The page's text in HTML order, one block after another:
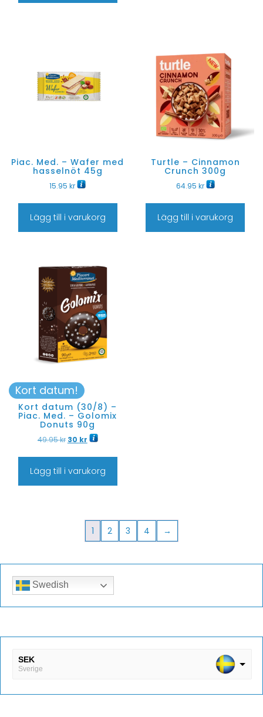
Piac. Med. – Wafer med
hasselnöt 45g
15.95kr
Lägg till i varukorg
Turtle – Cinnamon
Crunch 300g
64.95 kr
Lägg till i varukorg
Kort datum!
Kort datum (30/8) –
Piac. Med. – Golomix
Donuts 90g
49.95kr 30 kr
Lägg till i varukorg
1 2 3 4 →
Swedish
SEK
Sverige
DKK